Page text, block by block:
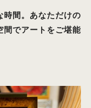
間。あなただけの
間でアートをご堪能